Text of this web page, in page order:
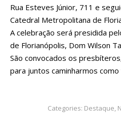
Rua Esteves Júnior, 711 e
Catedral Metropolitana de
A celebração será presidida
de Florianópolis, Dom Wilson
São convocados os
para juntos caminharmos como
Categories: Destaque,